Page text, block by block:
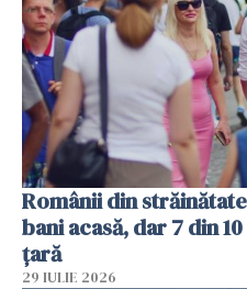
Românii din
bani acasă, dar 7 din
țară
29 IULIE 2026